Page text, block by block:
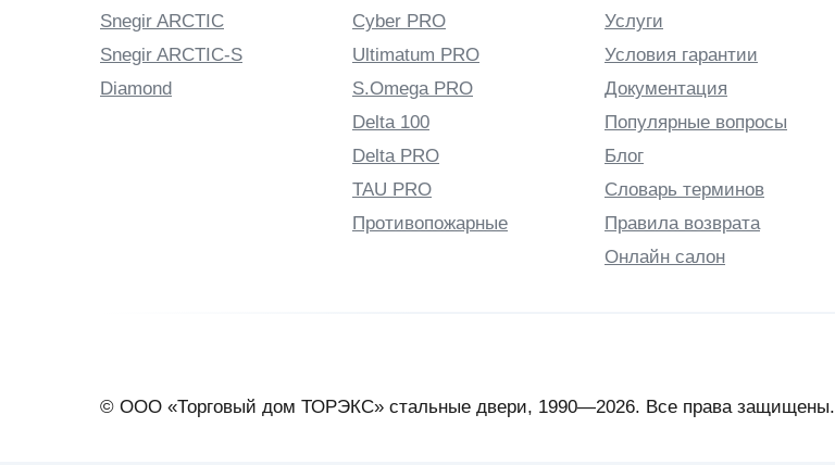
Snegir ARCTIC
Snegir ARCTIC-S
Diamond
Cyber PRO
Ultimatum PRO
S.Omega PRO
Delta 100
Delta PRO
TAU PRO
Противопожарные
Услуги
Условия гарантии
Документация
Популярные вопросы
Блог
Словарь терминов
Правила возврата
Онлайн салон
© ООО «Торговый дом ТОРЭКС» стальные двери, 1990—2026. Все права защищены.